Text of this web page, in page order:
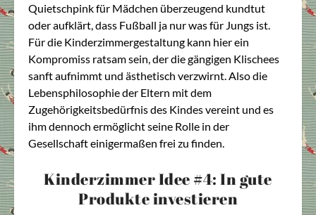
Quietschpink für Mädchen überzeugend kundtut
oder aufklärt, dass Fußball ja nur was für Jungs ist.
Für die Kinderzimmergestaltung kann hier ein
Kompromiss ratsam sein, der die gängigen Klischees
sanft aufnimmt und ästhetisch verzwirnt. Also die
Lebensphilosophie der Eltern mit dem
Zugehörigkeitsbedürfnis des Kindes vereint und es
ihm dennoch ermöglicht seine Rolle in der
Gesellschaft einigermaßen frei zu finden.
Kinderzimmer Idee #4: In gute
Produkte investieren